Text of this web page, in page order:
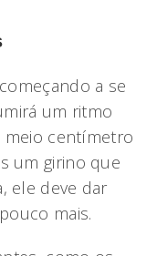
a se
um ritmo
meio centímetro
um girino que
ele deve dar
mais.